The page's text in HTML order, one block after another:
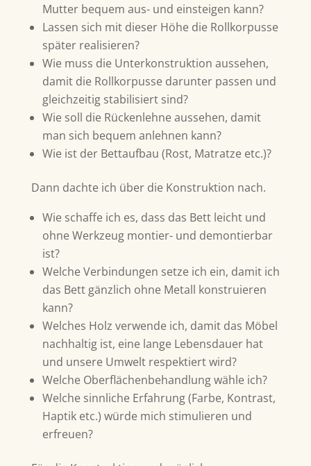
Mutter bequem aus- und einsteigen kann?
Lassen sich mit dieser Höhe die Rollkorpusse
später realisieren?
Wie muss die Unterkonstruktion aussehen,
damit die Rollkorpusse darunter passen und
gleichzeitig stabilisiert sind?
Wie soll die Rückenlehne aussehen, damit
man sich bequem anlehnen kann?
Wie ist der Bettaufbau (Rost, Matratze etc.)?
Dann dachte ich über die Konstruktion nach.
Wie schaffe ich es, dass das Bett leicht und
ohne Werkzeug montier- und demontierbar
ist?
Welche Verbindungen setze ich ein, damit ich
das Bett gänzlich ohne Metall konstruieren
kann?
Welches Holz verwende ich, damit das Möbel
nachhaltig ist, eine lange Lebensdauer hat
und unsere Umwelt respektiert wird?
Welche Oberflächenbehandlung wähle ich?
Welche sinnliche Erfahrung (Farbe, Kontrast,
Haptik etc.) würde mich stimulieren und
erfreuen?